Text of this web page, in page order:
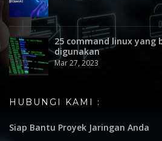
25 command linux yang
digunakan
Mar 27, 2023
HUBUNGI KAMI :
Siap Bantu Proyek Jaringan Anda